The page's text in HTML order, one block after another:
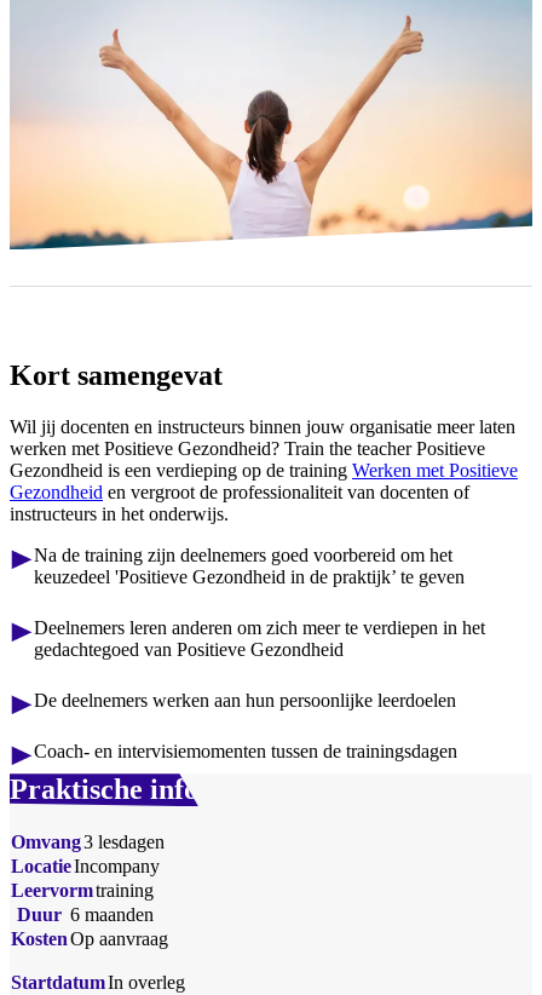
Kort samengevat
Wil jij docenten en instructeurs binnen jouw organisatie meer laten
werken met Positieve Gezondheid? Train the teacher Positieve
Gezondheid is een verdieping op de training Werken met Positieve
Gezondheid en vergroot de professionaliteit van docenten of
instructeurs in het onderwijs.
Na de training zijn deelnemers goed voorbereid om het
keuzedeel 'Positieve Gezondheid in de praktijk’ te geven
Deelnemers leren anderen om zich meer te verdiepen in het
gedachtegoed van Positieve Gezondheid
De deelnemers werken aan hun persoonlijke leerdoelen
Coach- en intervisiemomenten tussen de trainingsdagen
Praktische info
Omvang3 lesdagen
LocatieIncompany
Leervormtraining
Duur 6 maanden
KostenOp aanvraag
StartdatumIn overleg